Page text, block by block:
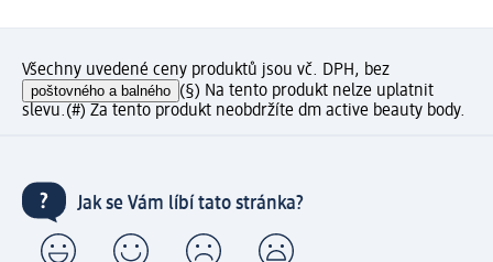
Všechny uvedené ceny produktů jsou vč. DPH, bez
poštovného a balného (§) Na tento produkt nelze uplatnit
slevu.(#) Za tento produkt neobdržíte dm active beauty body.
Jak se Vám líbí tato stránka?